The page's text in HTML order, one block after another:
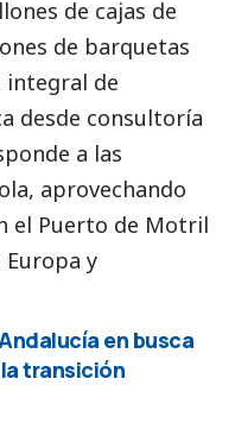
de cajas de
de barquetas
integral de
desde consultoría
a las
aprovechando
el Puerto de Motril
Europa y
en busca
transición